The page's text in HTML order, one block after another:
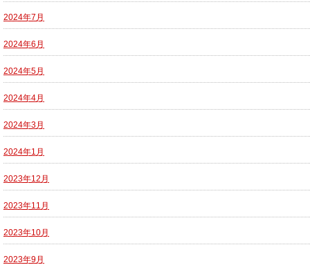
2024年7月
2024年6月
2024年5月
2024年4月
2024年3月
2024年1月
2023年12月
2023年11月
2023年10月
2023年9月